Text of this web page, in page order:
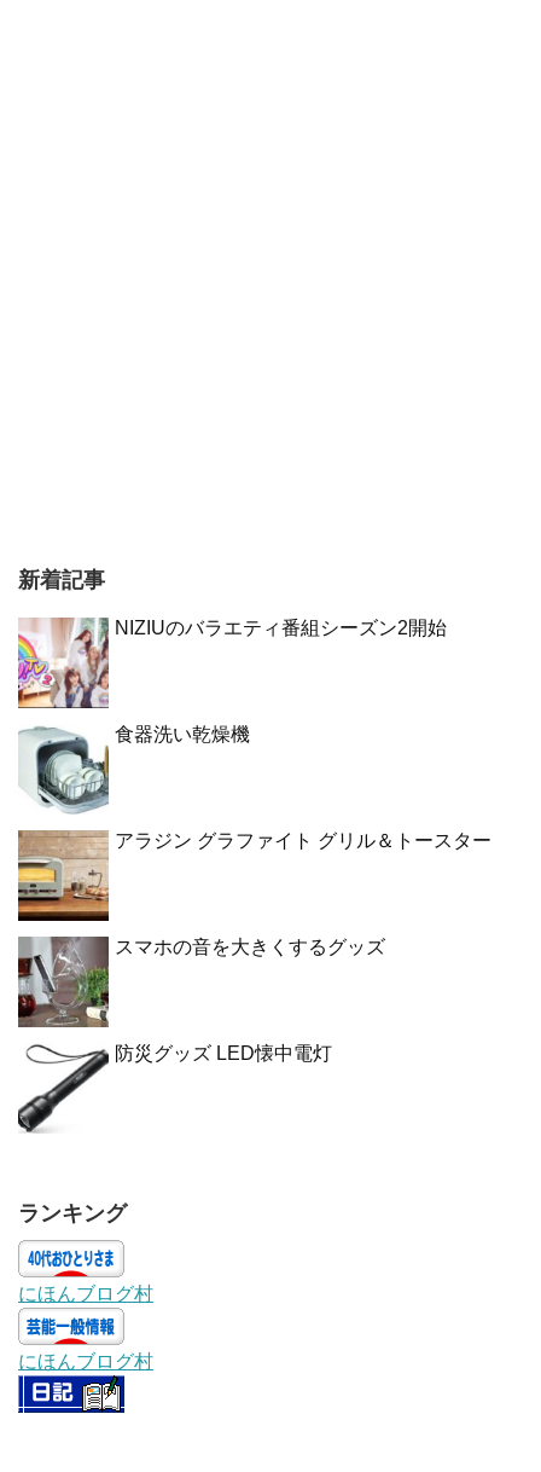
新着記事
NIZIUのバラエティ番組シーズン2開始
食器洗い乾燥機
アラジン グラファイト グリル＆トースター
スマホの音を大きくするグッズ
防災グッズ LED懐中電灯
ランキング
にほんブログ村
にほんブログ村